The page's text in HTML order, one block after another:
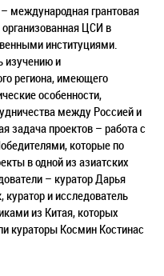
международная грантовая
ЦСИ в
институциями.
изучению и
региона, имеющего
особенности,
между Россией и
задача проектов – работа с
которые по
в одной из азиатских
– куратор Дарья
и исследователь
из Китая, которых
кураторы Космин Костинас